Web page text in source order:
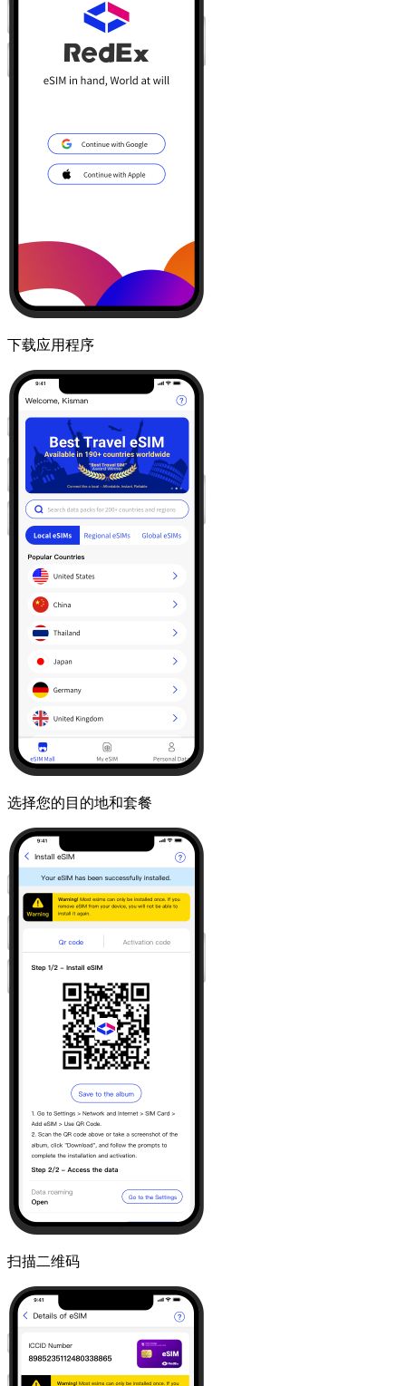
下载应用程序
选择您的目的地和套餐
扫描二维码